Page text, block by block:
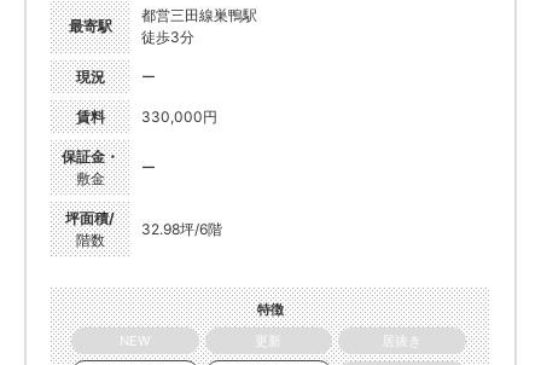
最寄駅
都営三田線巣鴨駅
徒歩3分
現況 ー
賃料 330,000円
保証金・
敷金
ー
坪面積/
階数
32.98坪/6階
特徴
NEW
更新
居抜き